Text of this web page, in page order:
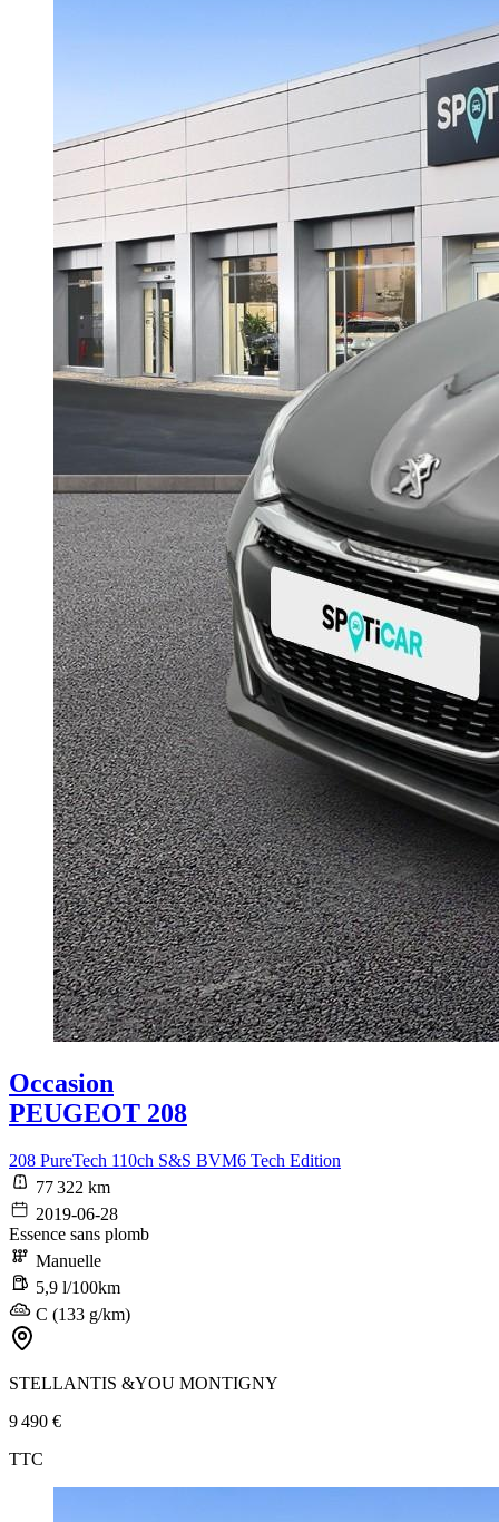
Occasion
PEUGEOT 208
208 PureTech 110ch S&S BVM6 Tech Edition
77 322 km
2019-06-28
Essence sans plomb
Manuelle
5,9 l/100km
C (133 g/km)
STELLANTIS &YOU MONTIGNY
9 490 €
TTC